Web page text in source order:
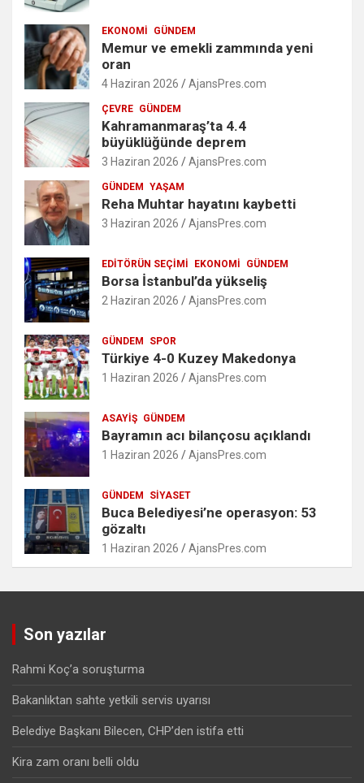
EKONOMI GÜNDEM
Memur ve emekli zammında yeni
oran
4 Haziran 2026 AjansPres.com
ÇEVRE GÜNDEM
Kahramanmaraş’ta 4.4
büyüklüğünde deprem
3 Haziran 2026 AjansPres.com
GÜNDEM YAŞAM
Reha Muhtar hayatını kaybetti
3 Haziran 2026 AjansPres.com
EDITÖRÜN SEÇIMI EKONOMI GÜNDEM
Borsa İstanbul’da yükseliş
2 Haziran 2026 AjansPres.com
GÜNDEM SPOR
Türkiye 4-0 Kuzey Makedonya
1 Haziran 2026 AjansPres.com
ASAYIŞ GÜNDEM
Bayramın acı bilançosu açıklandı
1 Haziran 2026 AjansPres.com
GÜNDEM SIYASET
Buca Belediyesi’ne operasyon: 53
gözaltı
1 Haziran 2026 AjansPres.com
Son yazılar
Rahmi Koç’a soruşturma
Bakanlıktan sahte yetkili servis uyarısı
Belediye Başkanı Bilecen, CHP’den istifa etti
Kira zam oranı belli oldu